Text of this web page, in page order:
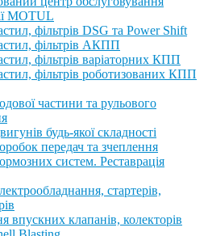
MOTUL
фільтрів DSG та Power Shift
фільтрів АКПП
фільтрів варіаторних КПП
фільтрів роботизованих КПП
частини та рульового
будь-якої складності
передач та зчеплення
систем. Реставрація
стартерів,
впускних клапанів, колекторів